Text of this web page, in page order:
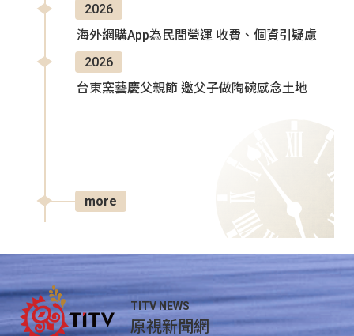
2026
海外網購App為民間營運 收費、個資引疑慮
2026
台東窯藝慶父親節 邀父子做陶碗感念土地
more
TITV NEWS
原視新聞網